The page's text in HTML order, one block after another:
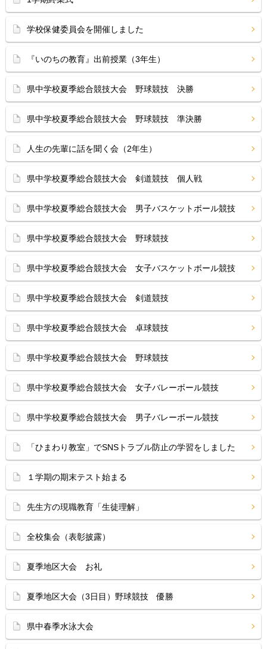
学校保健委員会を開催しました
『いのちの教育』出前授業（3年生）
県中学校夏季総合競技大会 野球競技 決勝
県中学校夏季総合競技大会 野球競技 準決勝
人生の先輩に話を聞く会（2年生）
県中学校夏季総合競技大会 剣道競技 個人戦
県中学校夏季総合競技大会 男子バスケットボール競技
県中学校夏季総合競技大会 野球競技
県中学校夏季総合競技大会 女子バスケットボール競技
県中学校夏季総合競技大会 剣道競技
県中学校夏季総合競技大会 卓球競技
県中学校夏季総合競技大会 野球競技
県中学校夏季総合競技大会 女子バレーボール競技
県中学校夏季総合競技大会 男子バレーボール競技
「ひまわり教室」でSNSトラブル防止の学習をしました
１学期の期末テスト始まる
先生方の現職教育「生徒理解」
全校集会（表彰披露）
夏季地区大会 お礼
夏季地区大会（3日目）野球競技 優勝
県中春季水泳大会